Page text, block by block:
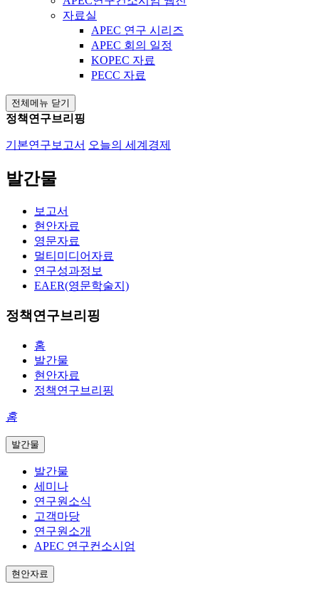
자료실
APEC 연구 시리즈
APEC 회의 일정
KOPEC 자료
PECC 자료
전체메뉴 닫기
정책연구브리핑
기본연구보고서 오늘의 세계경제
발간물
보고서
현안자료
영문자료
멀티미디어자료
연구성과정보
EAER(영문학술지)
정책연구브리핑
홈
발간물
현안자료
정책연구브리핑
홈
발간물
발간물
세미나
연구원소식
고객마당
연구원소개
APEC 연구컨소시엄
현안자료